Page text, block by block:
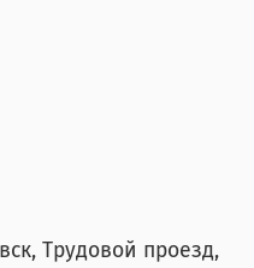
Трудовой проезд,